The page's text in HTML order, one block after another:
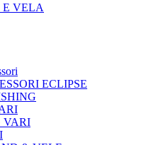
VELA
ECLIPSE
VARI